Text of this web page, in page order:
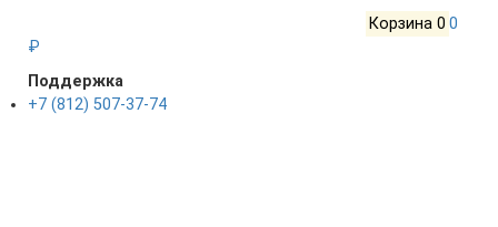
Корзина 0 0
₽
Поддержка
+7 (812) 507-37-74